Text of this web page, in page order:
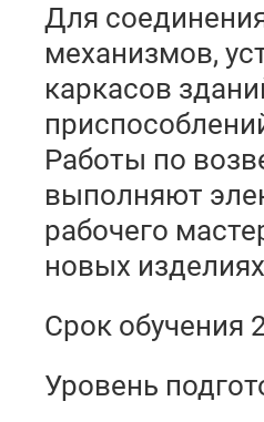
Для
механизмов,
каркасов
Работы по
выполняют
рабочего
новых
Срок обучения
Уровень